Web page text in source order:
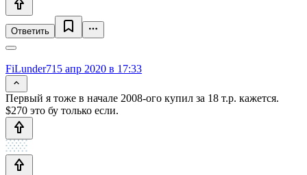
Ответить
FiLunder715 апр 2020 в 17:33
Первый я тоже в начале 2008-ого купил за 18 т.р. кажется.
$270 это бу только если.